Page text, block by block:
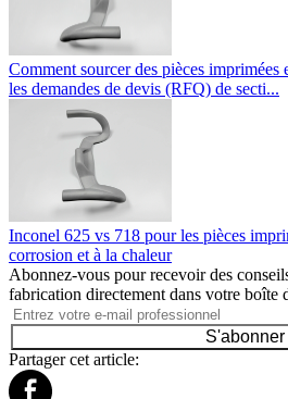
Comment sourcer des pièces
les demandes de devis (RFQ) de secti...
Inconel 625 vs 718 pour les pièces
corrosion et à la chaleur
Abonnez-vous pour recevoir des
fabrication directement dans votre boîte
S'abonner
Partager cet article: